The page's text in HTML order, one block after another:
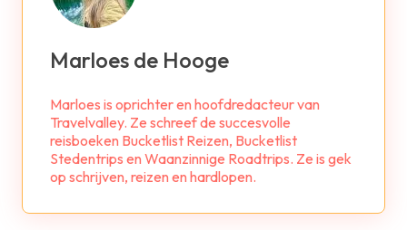
Marloes de Hooge
Marloes is oprichter en hoofdredacteur van
Travelvalley. Ze schreef de succesvolle
reisboeken Bucketlist Reizen, Bucketlist
Stedentrips en Waanzinnige Roadtrips. Ze is gek
op schrijven, reizen en hardlopen.